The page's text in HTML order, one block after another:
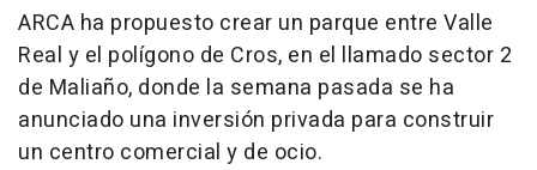
ARCA ha propuesto crear un parque entre Valle
Real y el polígono de Cros, en el llamado sector 2
de Maliaño, donde la semana pasada se ha
anunciado una inversión privada para construir
un centro comercial y de ocio.